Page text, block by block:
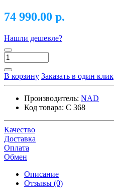
74 990.00 р.
Нашли дешевле?
В корзину Заказать в один клик
Производитель: NAD
Код товара: C 368
Качество
Доставка
Оплата
Обмен
Описание
Отзывы (0)